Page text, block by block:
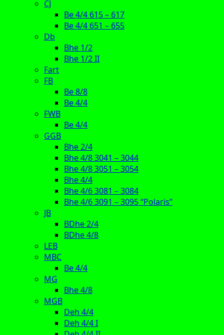
CJ
Be 4/4 615 – 617
Be 4/4 651 – 655
Db
Bhe 1/2
Bhe 1/2 II
Fart
FB
Be 8/8
Be 4/4
FWB
Be 4/4
GGB
Bhe 2/4
Bhe 4/8 3041 – 3044
Bhe 4/8 3051 – 3054
Bhe 4/4
Bhe 4/6 3081 – 3084
Bhe 4/6 3091 – 3095 “Polaris”
JB
BDhe 2/4
BDhe 4/8
LEB
MBC
Be 4/4
MG
Bhe 4/8
MGB
Deh 4/4
Deh 4/4 I